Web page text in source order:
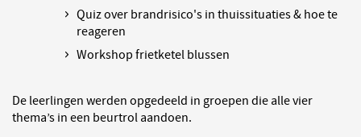
Quiz over brandrisico's in thuissituaties & hoe te
reageren
Workshop frietketel blussen
De leerlingen werden opgedeeld in groepen die alle vier
thema’s in een beurtrol aandoen.